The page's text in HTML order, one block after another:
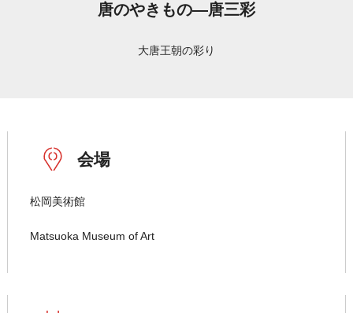
唐のやきもの―唐三彩
大唐王朝の彩り
会場
松岡美術館
Matsuoka Museum of Art